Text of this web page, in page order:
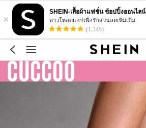
×
SHEIN-เสื้อผ้าแฟชั่น ช้อปปิ้งออนไลน์
ดาวโหลดแอปเพื่อรับส่วนลดเพิ่มเติม
(1,345)